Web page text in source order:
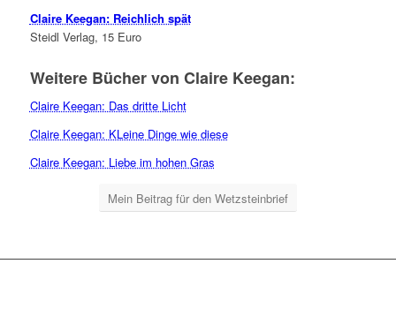
Claire Keegan: Reichlich spät
Steidl Verlag, 15 Euro
Weitere Bücher von Claire Keegan:
Claire Keegan: Das dritte Licht
Claire Keegan: KLeine Dinge wie diese
Claire Keegan: Liebe im hohen Gras
Mein Beitrag für den Wetzsteinbrief